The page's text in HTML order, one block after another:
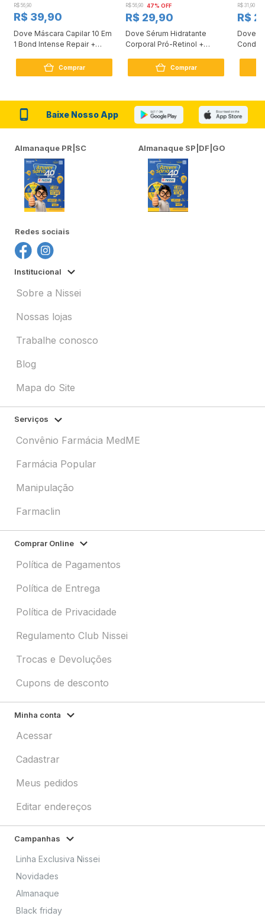
R$ 56,90
R$ 39,90
Dove Máscara Capilar 10 Em
1 Bond Intense Repair +
Comprar
R$ 56,90 47% OFF
R$ 29,90
Dove Sérum Hidratante
Corporal Pró-Retinol +
Comprar
R$ 31,90
R$
Dove
Baixe Nosso App
Almanaque PR|SC Almanaque SP|DF|GO
Redes sociais
Institucional
Sobre a Nissei
Nossas lojas
Trabalhe conosco
Blog
Mapa do Site
Serviços
Convênio Farmácia MedME
Farmácia Popular
Manipulação
Farmaclin
Comprar Online
Política de Pagamentos
Política de Entrega
Política de Privacidade
Regulamento Club Nissei
Trocas e Devoluções
Cupons de desconto
Minha conta
Acessar
Cadastrar
Meus pedidos
Editar endereços
Campanhas
Linha Exclusiva Nissei
Novidades
Almanaque
Black friday